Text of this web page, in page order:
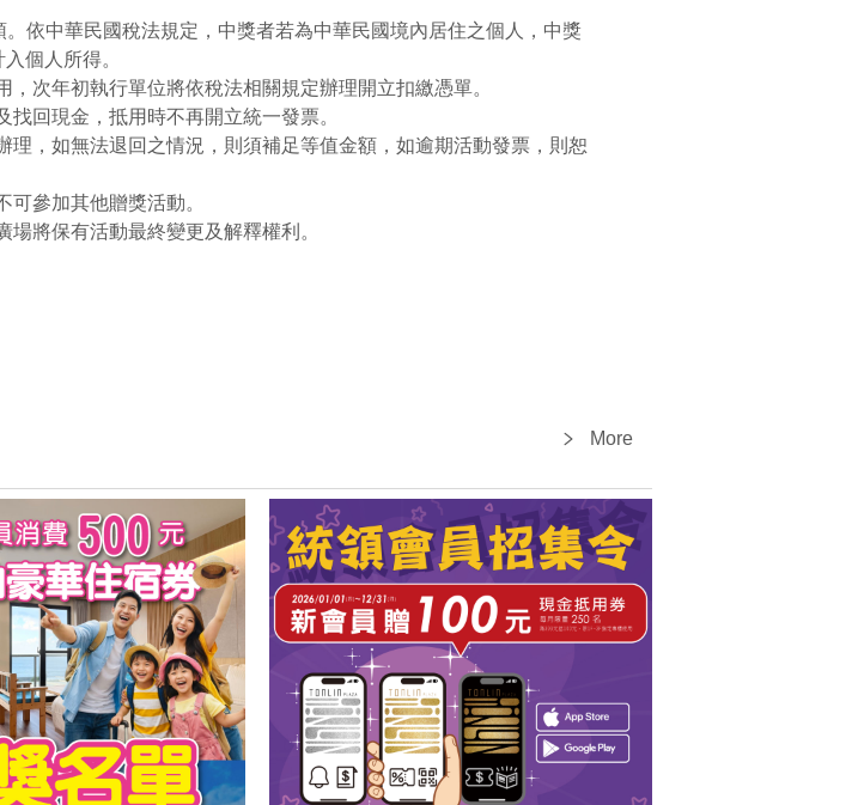
依中華民國稅法規定，中獎者若為中華民國境內居住之個人，中獎
個人所得。
次年初執行單位將依稅法相關規定辦理開立扣繳憑單。
回現金，抵用時不再開立統一發票。
，如無法退回之情況，則須補足等值金額，如逾期活動發票，則恕
參加其他贈獎活動。
將保有活動最終變更及解釋權利。
More